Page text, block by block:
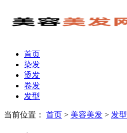
首页
染发
烫发
卷发
发型
当前位置： 首页 > 美容美发 > 发型